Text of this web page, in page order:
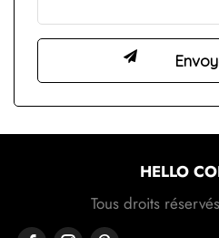
HELLO
Tous droits